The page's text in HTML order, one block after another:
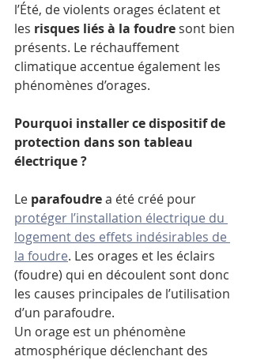
l’Été, de violents orages éclatent et
les risques liés à la foudre sont bien
présents. Le réchauffement
climatique accentue également les
phénomènes d’orages.
Pourquoi installer ce dispositif de
protection dans son tableau
électrique ?
Le parafoudre a été créé pour
protéger l’installation électrique du
logement des effets indésirables de
la foudre. Les orages et les éclairs
(foudre) qui en découlent sont donc
les causes principales de l’utilisation
d’un parafoudre.
Un orage est un phénomène
atmosphérique déclenchant des